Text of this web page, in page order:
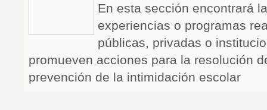
En esta sección encontrará
experiencias o programas
públicas, privadas o
promueven acciones para la resolución
prevención de la intimidación escolar